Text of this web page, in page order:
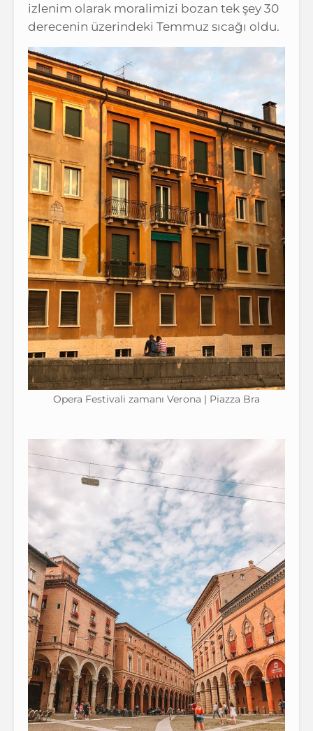
izlenim olarak moralimizi bozan tek şey 30
derecenin üzerindeki Temmuz sıcağı oldu.
Opera Festivali zamanı Verona | Piazza Bra